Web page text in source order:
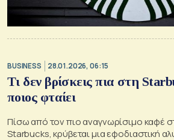
BUSINESS 28.01.2026, 06:15
Τι δεν βρίσκεις πια στη
ποιος φταίει
Πίσω από τον πιο αναγνωρίσιμο καφέ
Starbucks, κρύβεται μια εφοδιαστική